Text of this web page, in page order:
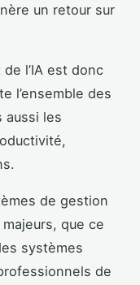
un retour sur
l’IA est donc
l’ensemble des
aussi les
de gestion
que ce
systèmes
de